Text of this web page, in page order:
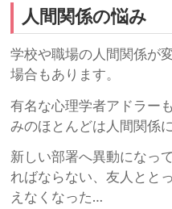
人間関係の悩み
学校や職場の人間関係が
場合もあります。
有名な心理学者アドラー
みのほとんどは人間関係
新しい部署へ異動になっ
ればならない、友人とと
えなくなった…